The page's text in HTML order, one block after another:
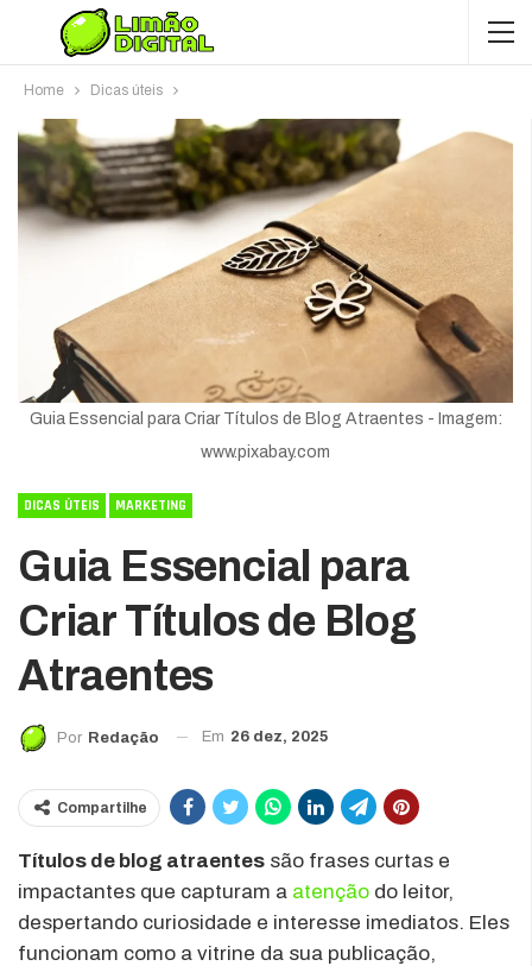
Home Dicas úteis
Guia Essencial para Criar Títulos de Blog Atraentes - Imagem:
www.pixabay.com
DICAS ÚTEIS MARKETING
Guia Essencial para
Criar Títulos de Blog
Atraentes
Por Redação Em 26 dez, 2025
Compartilhe
Títulos de blog atraentes são frases curtas e
impactantes que capturam a atenção do leitor,
despertando curiosidade e interesse imediatos. Eles
funcionam como a vitrine da sua publicação,